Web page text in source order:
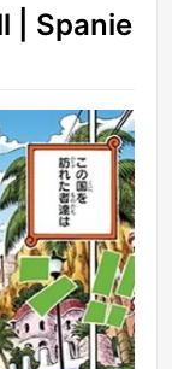
| Spanie